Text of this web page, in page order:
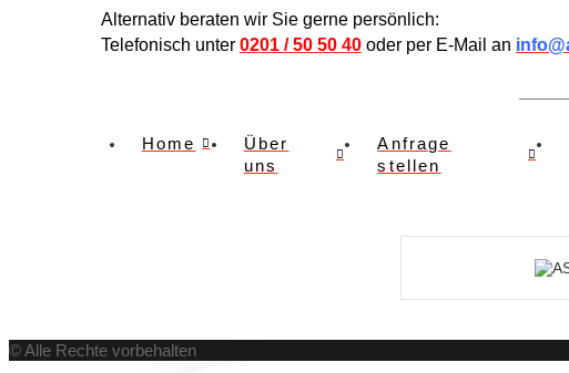
Alternativ beraten wir Sie gerne persönlich:
Telefonisch unter 0201 / 50 50 40oder per E-Mail an
Home
Über
uns
Anfrage
stellen
© Alle Rechte vorbehalten